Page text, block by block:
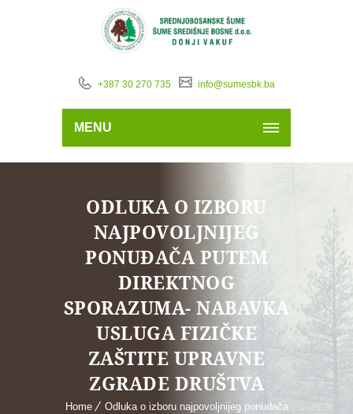
+387 30 270 735 info@sumesbk.ba
MENU
ODLUKA O IZBORU
NAJPOVOLJNIJEG
PONUĐAČA PUTEM
DIREKTNOG
SPORAZUMA- NABAVKA
USLUGA FIZIČKE
ZAŠTITE UPRAVNE
ZGRADE DRUŠTVA
Home
Odluka o izboru najpovoljnijeg ponuđača